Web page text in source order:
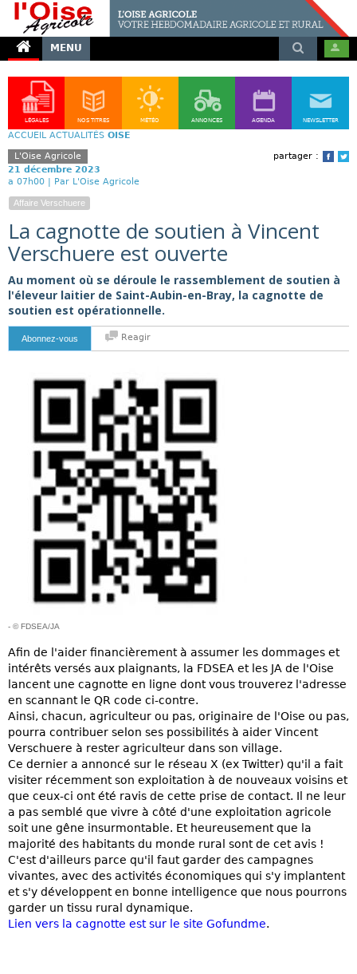
MENU
LÉGALES NOS TITRES MÉTÉO ANNONCES AGENDA NEWSLETTER
ACCUEIL ACTUALITÉS OISE
partager :
L'Oise Agricole
21 décembre 2023
a 07h00 | Par L'Oise Agricole
Affaire Verschuere
La cagnotte de soutien à Vincent
Verschuere est ouverte
Au moment où se déroule le rassemblement de soutien à
l'éleveur laitier de Saint-Aubin-en-Bray, la cagnotte de
soutien est opérationnelle.
Abonnez-vous Reagir
- © FDSEA/JA
Afin de l'aider financièrement à assumer les dommages et
intérêts versés aux plaignants, la FDSEA et les JA de l'Oise
lancent une cagnotte en ligne dont vous trouverez l'adresse
en scannant le QR code ci-contre.
Ainsi, chacun, agriculteur ou pas, originaire de l'Oise ou pas,
pourra contribuer selon ses possibilités à aider Vincent
Verschuere à rester agriculteur dans son village.
Ce dernier a annoncé sur le réseau X (ex Twitter) qu'il a fait
visiter récemment son exploitation à de nouveaux voisins et
que ceux-ci ont été ravis de cette prise de contact. Il ne leur
a pas semblé que vivre à côté d'une exploitation agricole
soit une gêne insurmontable. Et heureusement que la
majorité des habitants du monde rural sont de cet avis !
C'est d'ailleurs parce qu'il faut garder des campagnes
vivantes, avec des activités économiques qui s'y implantent
et s'y développent en bonne intelligence que nous pourrons
garder un tissu rural dynamique.
Lien vers la cagnotte est sur le site Gofundme.